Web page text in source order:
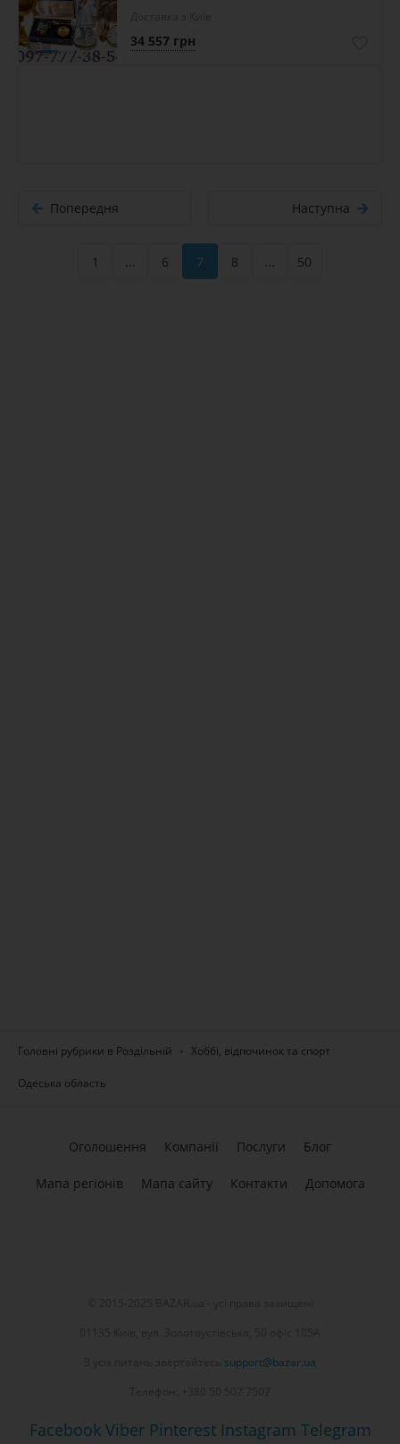
3 34 557 грн
Попередня Наступна
1 ... 6 7 8 ... 50
Головні рубрики в Роздільній Хоббі, відпочинок та спорт
Одеська область
support@bazar.ua
Оголошення Компанії Послуги Блог
Мапа регіонів Мапа сайту Контакти Допомога
Facebook Viber Pinterest Instagram Telegram